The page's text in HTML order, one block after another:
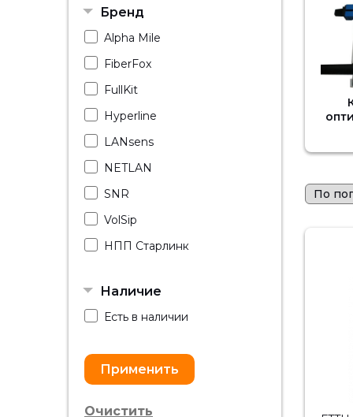
Бренд
Alpha Mile
FiberFox
FullKit
Hyperline
LANsens
NETLAN
SNR
VolSip
НПП Старлинк
Наличие
Есть в наличии
Очистить